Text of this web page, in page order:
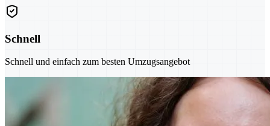
Schnell
Schnell und einfach zum besten Umzugsangebot